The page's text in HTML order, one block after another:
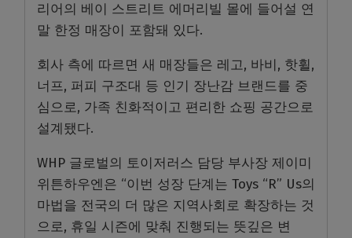
리어의 베이 스트리트 에머리빌 몰에 들어설 연
말 한정 매장이 포함돼 있다.
회사 측에 따르면 새 매장들은 레고, 바비, 핫휠,
너프, 퍼피 구조대 등 인기 장난감 브랜드를 중
심으로, 가족 친화적이고 편리한 쇼핑 공간으로
설계됐다.
WHP 글로벌의 토이저러스 담당 부사장 제이미
위튼하우엔은 “이번 성장 단계는 Toys “R” Us의
마법을 전국의 더 많은 지역사회로 확장하는 것
으로, 휴일 시즌에 맞춰 진행되는 뜻깊은 변